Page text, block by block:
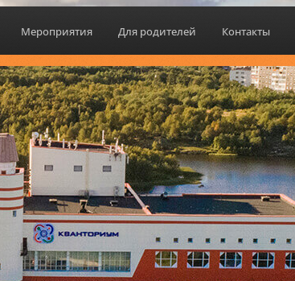
Мероприятия Для родителей Контакты